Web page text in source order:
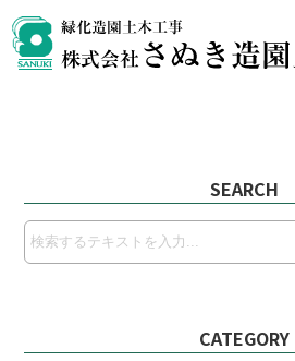
SEARCH
CATEGORY